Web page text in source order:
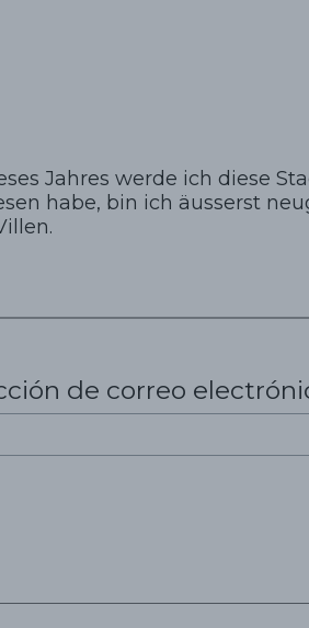
Jahres werde ich diese
habe, bin ich äusserst
de correo